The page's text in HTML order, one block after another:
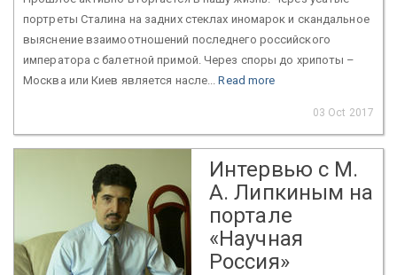
портреты Сталина на задних стеклах иномарок и скандальное
выяснение взаимоотношений последнего российского
императора с балетной примой. Через споры до хрипоты –
Москва или Киев является насле...Read more
03 Oct 2017
Интервью с М.
А. Липкиным на
портале
«Научная
Россия»